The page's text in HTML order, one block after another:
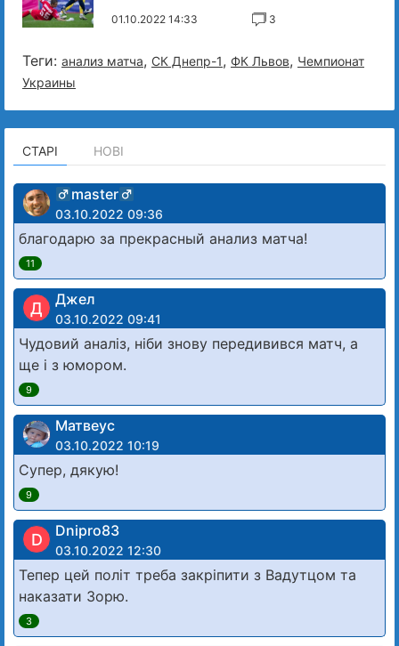
01.10.2022 14:33 3
Теги: анализ матча, СК Днепр-1, ФК Львов, Чемпионат
Украины
СТАРІ НОВІ
master
03.10.2022 09:36
благодарю за прекрасный анализ матча!
11
Д Джел
03.10.2022 09:41
Чудовий аналіз, ніби знову передивився матч, а
ще і з юмором.
9
Матвеус
03.10.2022 10:19
Супер, дякую!
9
D Dnipro83
03.10.2022 12:30
Тепер цей політ треба закріпити з Вадутцом та
наказати Зорю.
3